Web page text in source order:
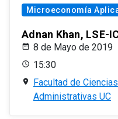
Microeconomía
Adnan Khan, LSE-
8 de Mayo de 2019
15:30
Facultad de
Administrativas UC